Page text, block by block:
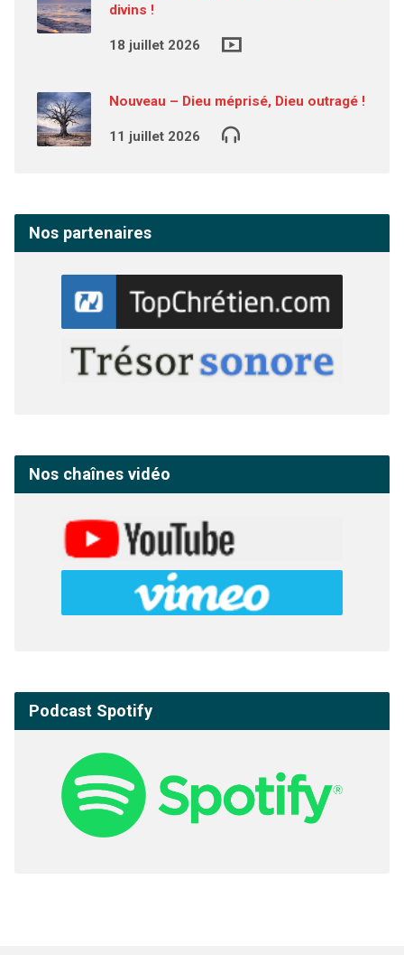
divins !
18 juillet 2026
Nouveau – Dieu méprisé, Dieu outragé !
11 juillet 2026
Nos partenaires
Nos chaînes vidéo
Podcast Spotify